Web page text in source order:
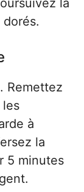
la
dorés.
Remettez
les
à
la
5 minutes